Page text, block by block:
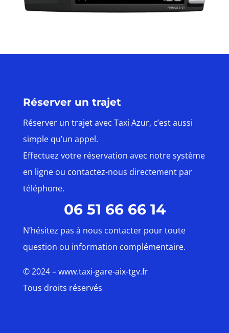
Réserver un trajet
Réserver un trajet avec Taxi Azur, c’est aussi
simple qu’un appel.
Effectuez votre réservation avec notre système
en ligne ou contactez-nous directement par
téléphone.
06 51 66 66 14
N’hésitez pas à nous contacter pour toute
question ou information complémentaire.
© 2024 – www.taxi-gare-aix-tgv.fr
Tous droits réservés